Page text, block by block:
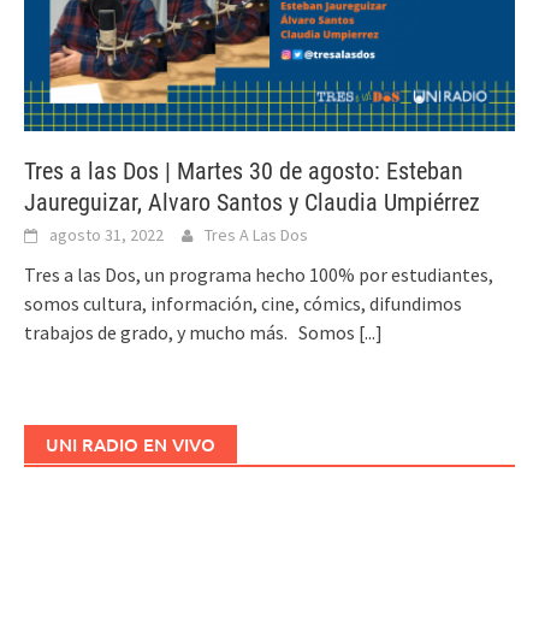
Tres a las Dos | Martes 30 de agosto: Esteban
Jaureguizar, Alvaro Santos y Claudia Umpiérrez
agosto 31, 2022 Tres A Las Dos
Tres a las Dos, un programa hecho 100% por estudiantes,
somos cultura, información, cine, cómics, difundimos
trabajos de grado, y mucho más. Somos [...]
UNI RADIO EN VIVO